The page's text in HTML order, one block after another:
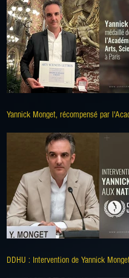
Yannick Monget, récompensé par
DDHU : Intervention de Yannick